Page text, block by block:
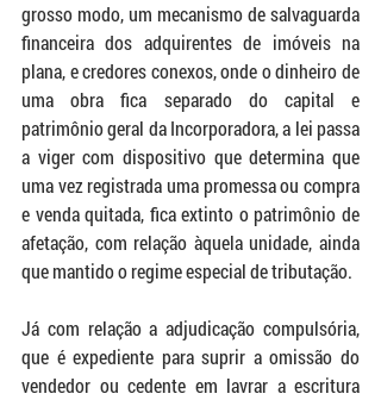
grosso modo, um mecanismo de salvaguarda
financeira dos adquirentes de imóveis na
plana, e credores conexos, onde o dinheiro de
uma obra fica separado do capital e
patrimônio geral da Incorporadora, a lei passa
a viger com dispositivo que determina que
uma vez registrada uma promessa ou compra
e venda quitada, fica extinto o patrimônio de
afetação, com relação àquela unidade, ainda
que mantido o regime especial de tributação.
Já com relação a adjudicação compulsória,
que é expediente para suprir a omissão do
vendedor ou cedente em lavrar a escritura